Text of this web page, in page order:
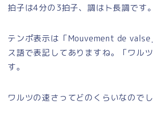
拍子は4分の3拍子、調はト長調です。
テンポ表示は「Mouvement de valse
ス語で表記してありますね。「ワル
す。
ワルツの速さってどのくらいなので